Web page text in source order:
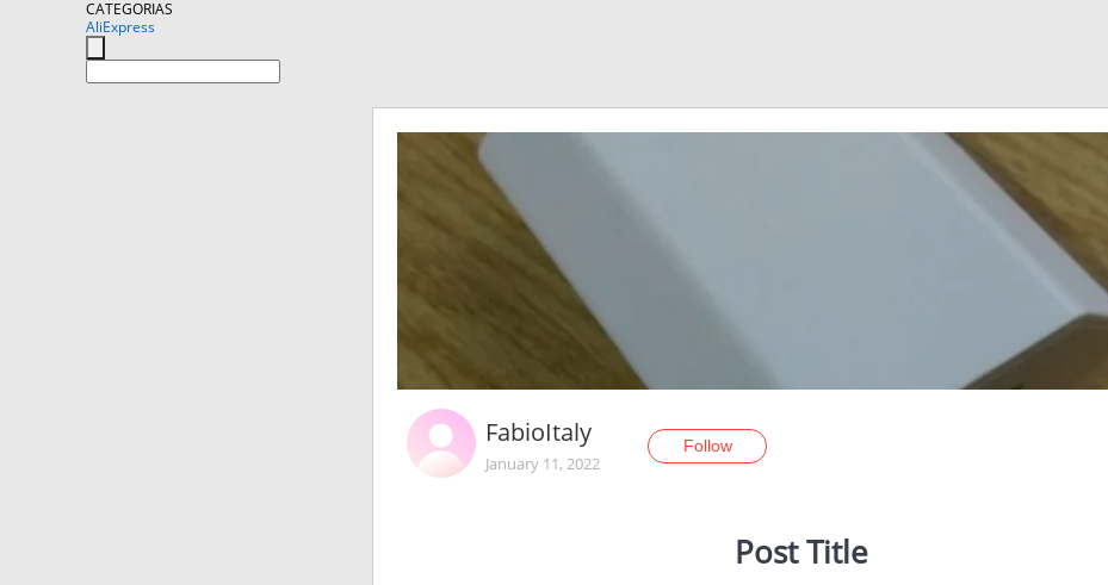
CATEGORIAS
AliExpress
FabioItaly
January 11, 2022
Follow
Post Title